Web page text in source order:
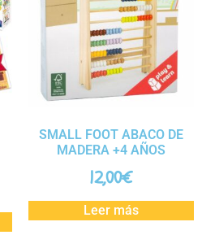
SMALL FOOT ABACO DE
MADERA +4 AÑOS
12,00€
Leer más